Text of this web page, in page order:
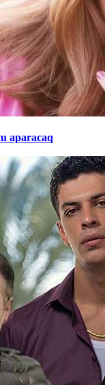
aparacaq